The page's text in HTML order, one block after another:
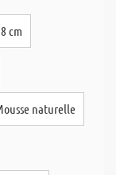
cm
naturelle